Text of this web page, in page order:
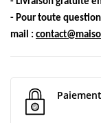
- Pour toute
mail :